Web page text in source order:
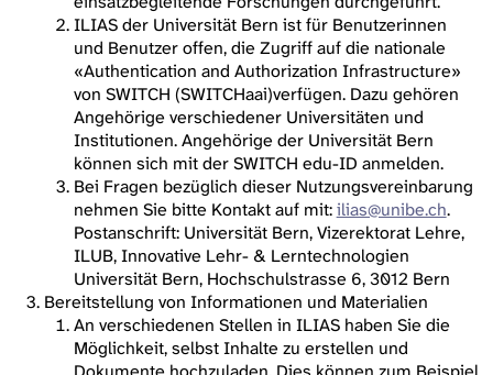
ILIAS der Universität Bern ist für Benutzerinnen
und Benutzer offen, die Zugriff auf die nationale
«Authentication and Authorization Infrastructure»
von SWITCH (SWITCHaai)verfügen. Dazu gehören
Angehörige verschiedener Universitäten und
Institutionen. Angehörige der Universität Bern
können sich mit der SWITCH edu-ID anmelden.
Bei Fragen bezüglich dieser Nutzungsvereinbarung
nehmen Sie bitte Kontakt auf mit:ilias@unibe.ch.
Postanschrift: Universität Bern, Vizerektorat Lehre,
ILUB, Innovative Lehr- & Lerntechnologien
Universität Bern, Hochschulstrasse 6, 3012 Bern
Bereitstellung von Informationen und Materialien
An verschiedenen Stellen in ILIAS haben Sie die
Möglichkeit, selbst Inhalte zu erstellen und